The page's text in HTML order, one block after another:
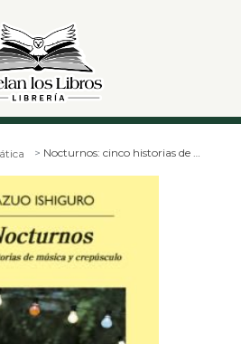
Nocturnos: cinco historias de música y crepúsculo